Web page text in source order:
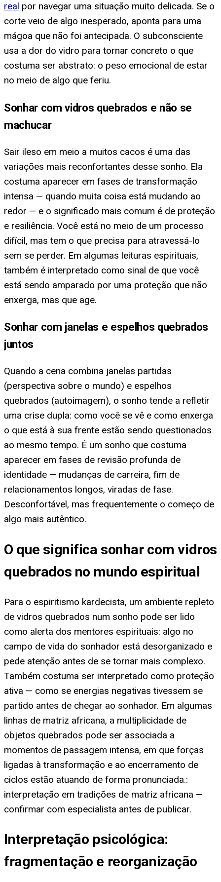
real por navegar uma situação muito delicada. Se o
corte veio de algo inesperado, aponta para uma
mágoa que não foi antecipada. O subconsciente
usa a dor do vidro para tornar concreto o que
costuma ser abstrato: o peso emocional de estar
no meio de algo que feriu.
Sonhar com vidros quebrados e não se
machucar
Sair ileso em meio a muitos cacos é uma das
variações mais reconfortantes desse sonho. Ela
costuma aparecer em fases de transformação
intensa — quando muita coisa está mudando ao
redor — e o significado mais comum é de proteção
e resiliência. Você está no meio de um processo
difícil, mas tem o que precisa para atravessá-lo
sem se perder. Em algumas leituras espirituais,
também é interpretado como sinal de que você
está sendo amparado por uma proteção que não
enxerga, mas que age.
Sonhar com janelas e espelhos quebrados
juntos
Quando a cena combina janelas partidas
(perspectiva sobre o mundo) e espelhos
quebrados (autoimagem), o sonho tende a refletir
uma crise dupla: como você se vê e como enxerga
o que está à sua frente estão sendo questionados
ao mesmo tempo. É um sonho que costuma
aparecer em fases de revisão profunda de
identidade — mudanças de carreira, fim de
relacionamentos longos, viradas de fase.
Desconfortável, mas frequentemente o começo de
algo mais autêntico.
O que significa sonhar com vidros
quebrados no mundo espiritual
Para o espiritismo kardecista, um ambiente repleto
de vidros quebrados num sonho pode ser lido
como alerta dos mentores espirituais: algo no
campo de vida do sonhador está desorganizado e
pede atenção antes de se tornar mais complexo.
Também costuma ser interpretado como proteção
ativa — como se energias negativas tivessem se
partido antes de chegar ao sonhador. Em algumas
linhas de matriz africana, a multiplicidade de
objetos quebrados pode ser associada a
momentos de passagem intensa, em que forças
ligadas à transformação e ao encerramento de
ciclos estão atuando de forma pronunciada.:
interpretação em tradições de matriz africana —
confirmar com especialista antes de publicar.
Interpretação psicológica:
fragmentação e reorganização